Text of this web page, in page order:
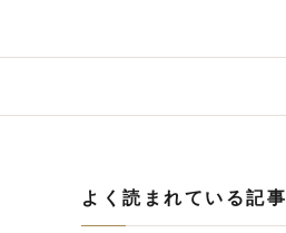
よく読まれている記事